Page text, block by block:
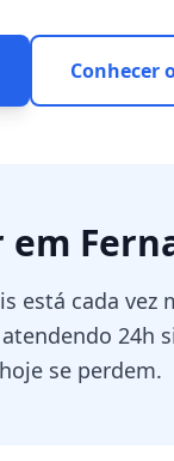
Conhecer
em
está cada
se perdem.